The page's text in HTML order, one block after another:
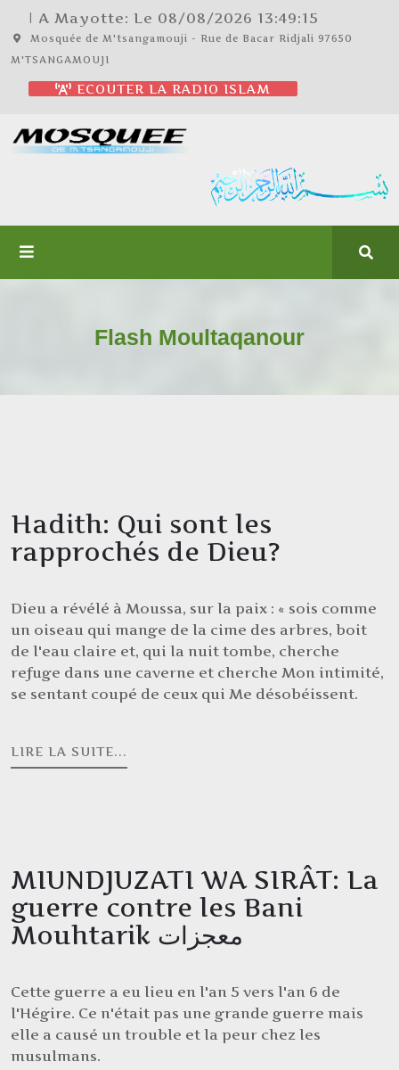
| A Mayotte: Le 08/08/2026 13:49:15
Mosquée de M'tsangamouji - Rue de Bacar Ridjali 97650
M'TSANGAMOUJI
ECOUTER LA RADIO ISLAM
Flash Moultaqanour
Hadith: Qui sont les
rapprochés de Dieu?
Dieu a révélé à Moussa, sur la paix : « sois comme
un oiseau qui mange de la cime des arbres, boit
de l'eau claire et, qui la nuit tombe, cherche
refuge dans une caverne et cherche Mon intimité,
se sentant coupé de ceux qui Me désobéissent.
LIRE LA SUITE...
MIUNDJUZATI WA SIRÂT: La
guerre contre les Bani
Mouhtarik معجزات
Cette guerre a eu lieu en l'an 5 vers l'an 6 de
l'Hégire. Ce n'était pas une grande guerre mais
elle a causé un trouble et la peur chez les
musulmans.